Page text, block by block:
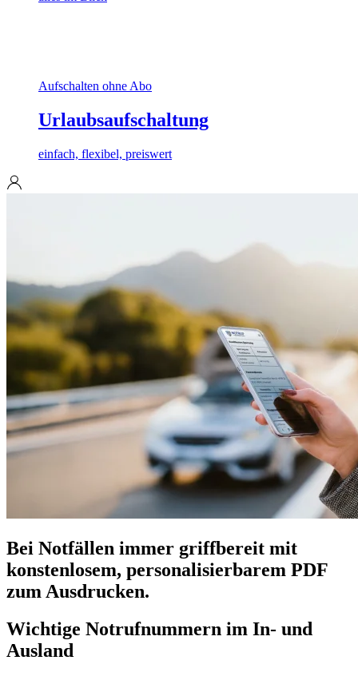
Aufschalten ohne Abo
Urlaubsaufschaltung
einfach, flexibel, preiswert
Bei Notfällen immer griffbereit mit
konstenlosem, personalisierbarem PDF
zum Ausdrucken.
Wichtige Notrufnummern im In- und
Ausland